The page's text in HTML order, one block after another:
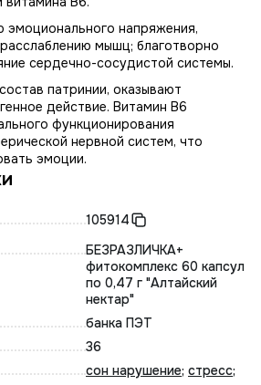
эмоционального напряжения,
мышц; благотворно
сердечно-сосудистой системы.
патринии, оказывают
действие. Витамин B6
функционирования
нервной систем, что
эмоции.
105914
БЕЗРАЗЛИЧКА+
фитокомплекс 60 капсул
по 0,47 г "Алтайский
нектар"
банка ПЭТ
36
сон нарушение; стресс;